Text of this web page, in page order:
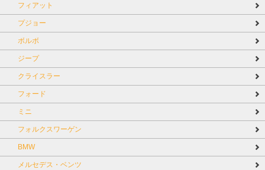
フィアット
プジョー
ボルボ
ジープ
クライスラー
フォード
ミニ
フォルクスワーゲン
BMW
メルセデス・ベンツ